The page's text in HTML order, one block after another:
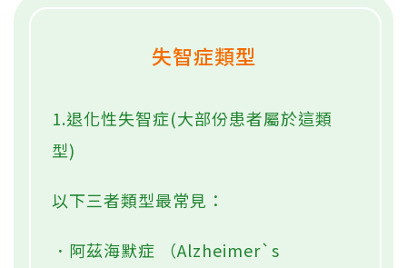
失智症類型
1.退化性失智症(大部份患者屬於這類
型)
以下三者類型最常見：
．阿茲海默症 （Alzheimer`s